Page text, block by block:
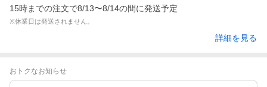
15時までの注文で8/13〜8/14の間に発送予定
※休業日は発送されません。
詳細を見る
おトクなお知らせ